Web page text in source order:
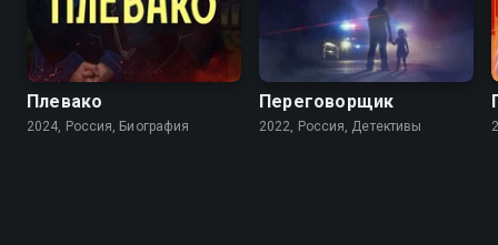
6.3
Плевако
2024, Россия, Биография
6.5
Переговорщик
2022, Россия, Детективы